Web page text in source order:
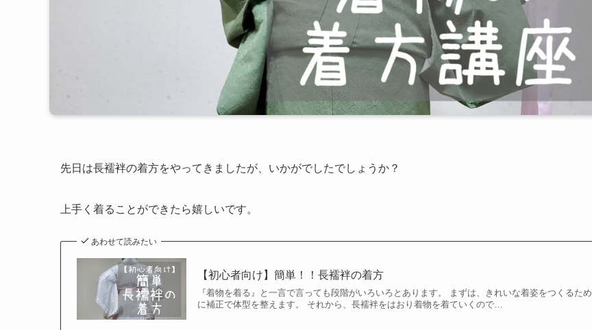
先日は長襦袢の着方をやってきましたが、いかがでしたでしょうか？
上手く着ることができたら嬉しいです。
あわせて読みたい
【初心者向け】簡単！！長襦袢の着方
『着物を着る』と一言で言っても段階がいろいろとあります。 まずは、きれいな着姿をつくるため
に補正で体型を整えます。 それから、長襦袢をはおり着物を着ていくので…